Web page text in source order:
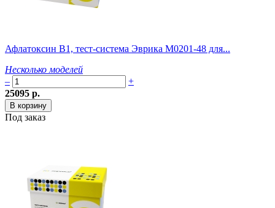
Афлатоксин B1, тест-система Эврикa M0201-48 для...
Несколько моделей
–
+
25095 р.
Под заказ